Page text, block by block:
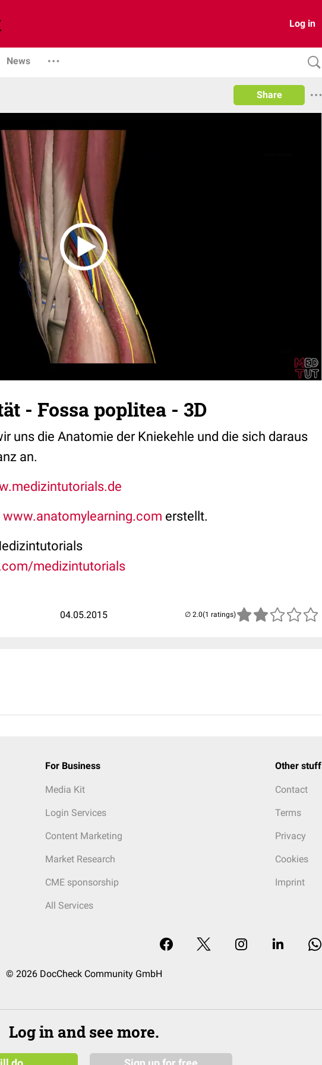
Log in
News
Share
- Fossa poplitea - 3D
uns die Anatomie der Kniekehle und die sich daraus
an.
www.anatomylearning.com erstellt.
medizintutorials
04.05.2015 (1 ratings)
For Business
Media Kit
Login Services
Content Marketing
Market Research
CME sponsorship
All Services
Other stuff
Contact
Terms
Privacy
Cookies
Imprint
© 2026 DocCheck Community GmbH
Log in and see more.